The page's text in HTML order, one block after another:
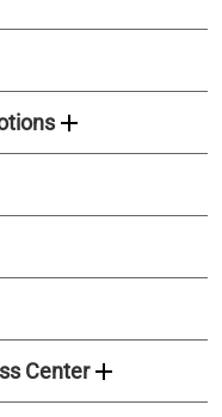
add
Centeradd